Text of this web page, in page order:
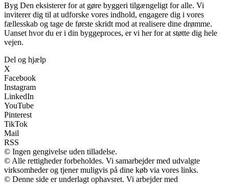
Byg Den eksisterer for at gøre byggeri tilgængeligt for alle. Vi
inviterer dig til at udforske vores indhold, engagere dig i vores
fællesskab og tage de første skridt mod at realisere dine drømme.
Uanset hvor du er i din byggeproces, er vi her for at støtte dig hele
vejen.
Del og hjælp
X
Facebook
Instagram
LinkedIn
YouTube
Pinterest
TikTok
Mail
RSS
© Ingen gengivelse uden tilladelse.
© Alle rettigheder forbeholdes. Vi samarbejder med udvalgte
virksomheder og tjener muligvis på dine køb via vores links.
© Denne side er underlagt ophavsret. Vi arbejder med